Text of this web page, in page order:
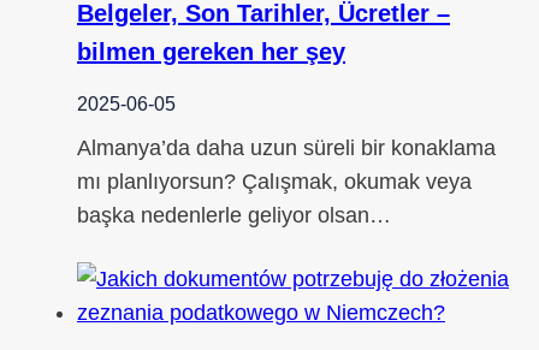
Belgeler, Son Tarihler, Ücretler –
bilmen gereken her şey
2025-06-05
Almanya’da daha uzun süreli bir konaklama
mı planlıyorsun? Çalışmak, okumak veya
başka nedenlerle geliyor olsan…